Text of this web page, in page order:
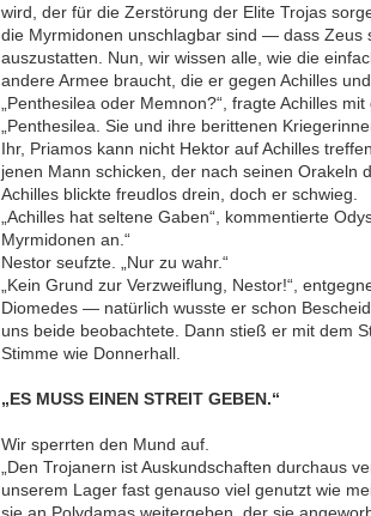
wird, der für die Zerstörung der Elite Trojas
die Myrmidonen unschlagbar sind — dass Zeus
auszustatten. Nun, wir wissen alle, wie die
andere Armee braucht, die er gegen Achilles
„Penthesilea oder Memnon?“, fragte Achilles
„Penthesilea. Sie und ihre berittenen
Ihr, Priamos kann nicht Hektor auf Achilles
jenen Mann schicken, der nach seinen Orakeln
Achilles blickte freudlos drein, doch er schwieg.
„Achilles hat seltene Gaben“, kommentierte
Myrmidonen an.“
Nestor seufzte. „Nur zu wahr.“
„Kein Grund zur Verzweiflung, Nestor!“,
Diomedes — natürlich wusste er schon
uns beide beobachtete. Dann stieß er mit dem
Stimme wie Donnerhall.
„ES MUSS EINEN STREIT GEBEN.“
Wir sperrten den Mund auf.
„Den Trojanern ist Auskundschaften durchaus
unserem Lager fast genauso viel genutzt wie